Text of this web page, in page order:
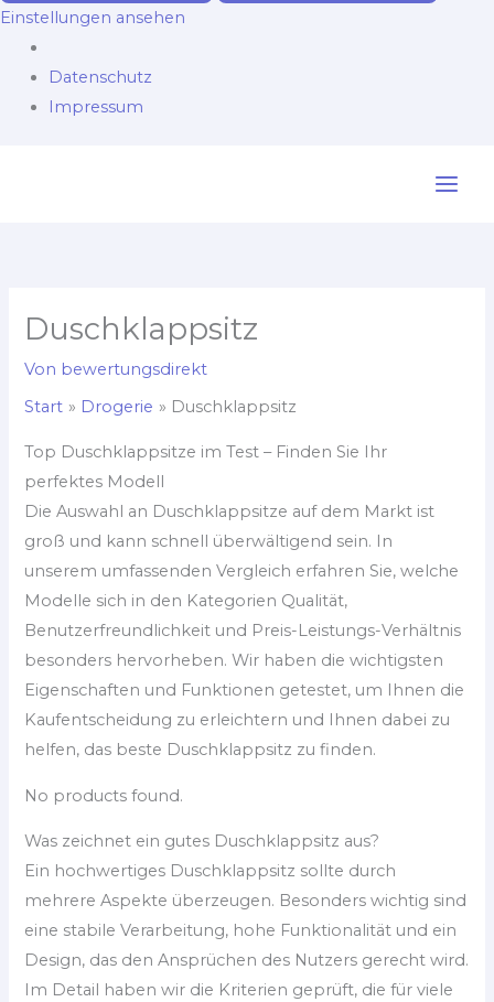
Einstellungen ansehen
Datenschutz
Impressum
Duschklappsitz
Von bewertungsdirekt
Start
Drogerie Duschklappsitz
Top Duschklappsitze im Test – Finden Sie Ihr
perfektes Modell
Die Auswahl an Duschklappsitze auf dem Markt ist
groß und kann schnell überwältigend sein. In
unserem umfassenden Vergleich erfahren Sie, welche
Modelle sich in den Kategorien Qualität,
Benutzerfreundlichkeit und Preis-Leistungs-Verhältnis
besonders hervorheben. Wir haben die wichtigsten
Eigenschaften und Funktionen getestet, um Ihnen die
Kaufentscheidung zu erleichtern und Ihnen dabei zu
helfen, das beste Duschklappsitz zu finden.
No products found.
Was zeichnet ein gutes Duschklappsitz aus?
Ein hochwertiges Duschklappsitz sollte durch
mehrere Aspekte überzeugen. Besonders wichtig sind
eine stabile Verarbeitung, hohe Funktionalität und ein
Design, das den Ansprüchen des Nutzers gerecht wird.
Im Detail haben wir die Kriterien geprüft, die für viele